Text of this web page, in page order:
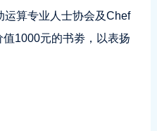
运算专业人士协会及Chef
1000元的书劵，以表扬